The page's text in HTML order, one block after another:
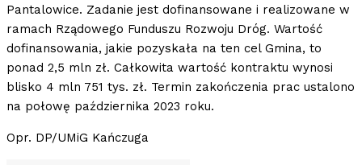
Pantalowice. Zadanie jest dofinansowane i realizowane w
ramach Rządowego Funduszu Rozwoju Dróg. Wartość
dofinansowania, jakie pozyskała na ten cel Gmina, to
ponad 2,5 mln zł. Całkowita wartość kontraktu wynosi
blisko 4 mln 751 tys. zł. Termin zakończenia prac ustalono
na połowę października 2023 roku.
Opr. DP/UMiG Kańczuga